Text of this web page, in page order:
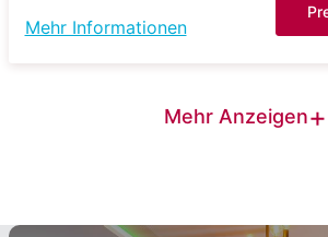
Mehr Informationen
Mehr Anzeigen+